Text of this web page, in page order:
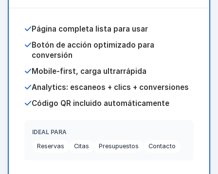
Página completa lista para usar
Botón de acción optimizado para
conversión
Mobile-first, carga ultrarrápida
Analytics: escaneos + clics + conversiones
Código QR incluido automáticamente
IDEAL PARA
Reservas
Citas Presupuestos Contacto